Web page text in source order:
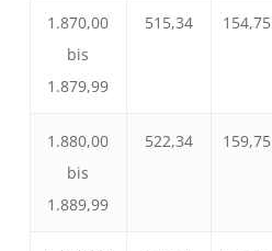
1.870,00
bis
1.879,99
515,34 154,75
1.880,00
bis
1.889,99
522,34 159,75